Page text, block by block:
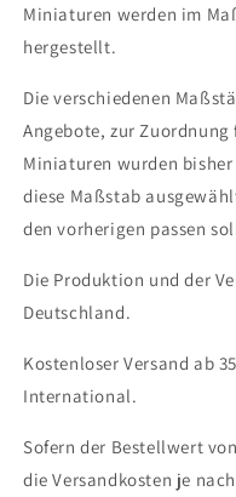
Miniaturen werden im
hergestellt.
Die verschiedenen
Angebote, zur
Miniaturen wurden
diese Maßstab
den vorherigen passen
Die Produktion und der
Deutschland.
Kostenloser Versand ab
International.
Sofern der Bestellwert
die Versandkosten je